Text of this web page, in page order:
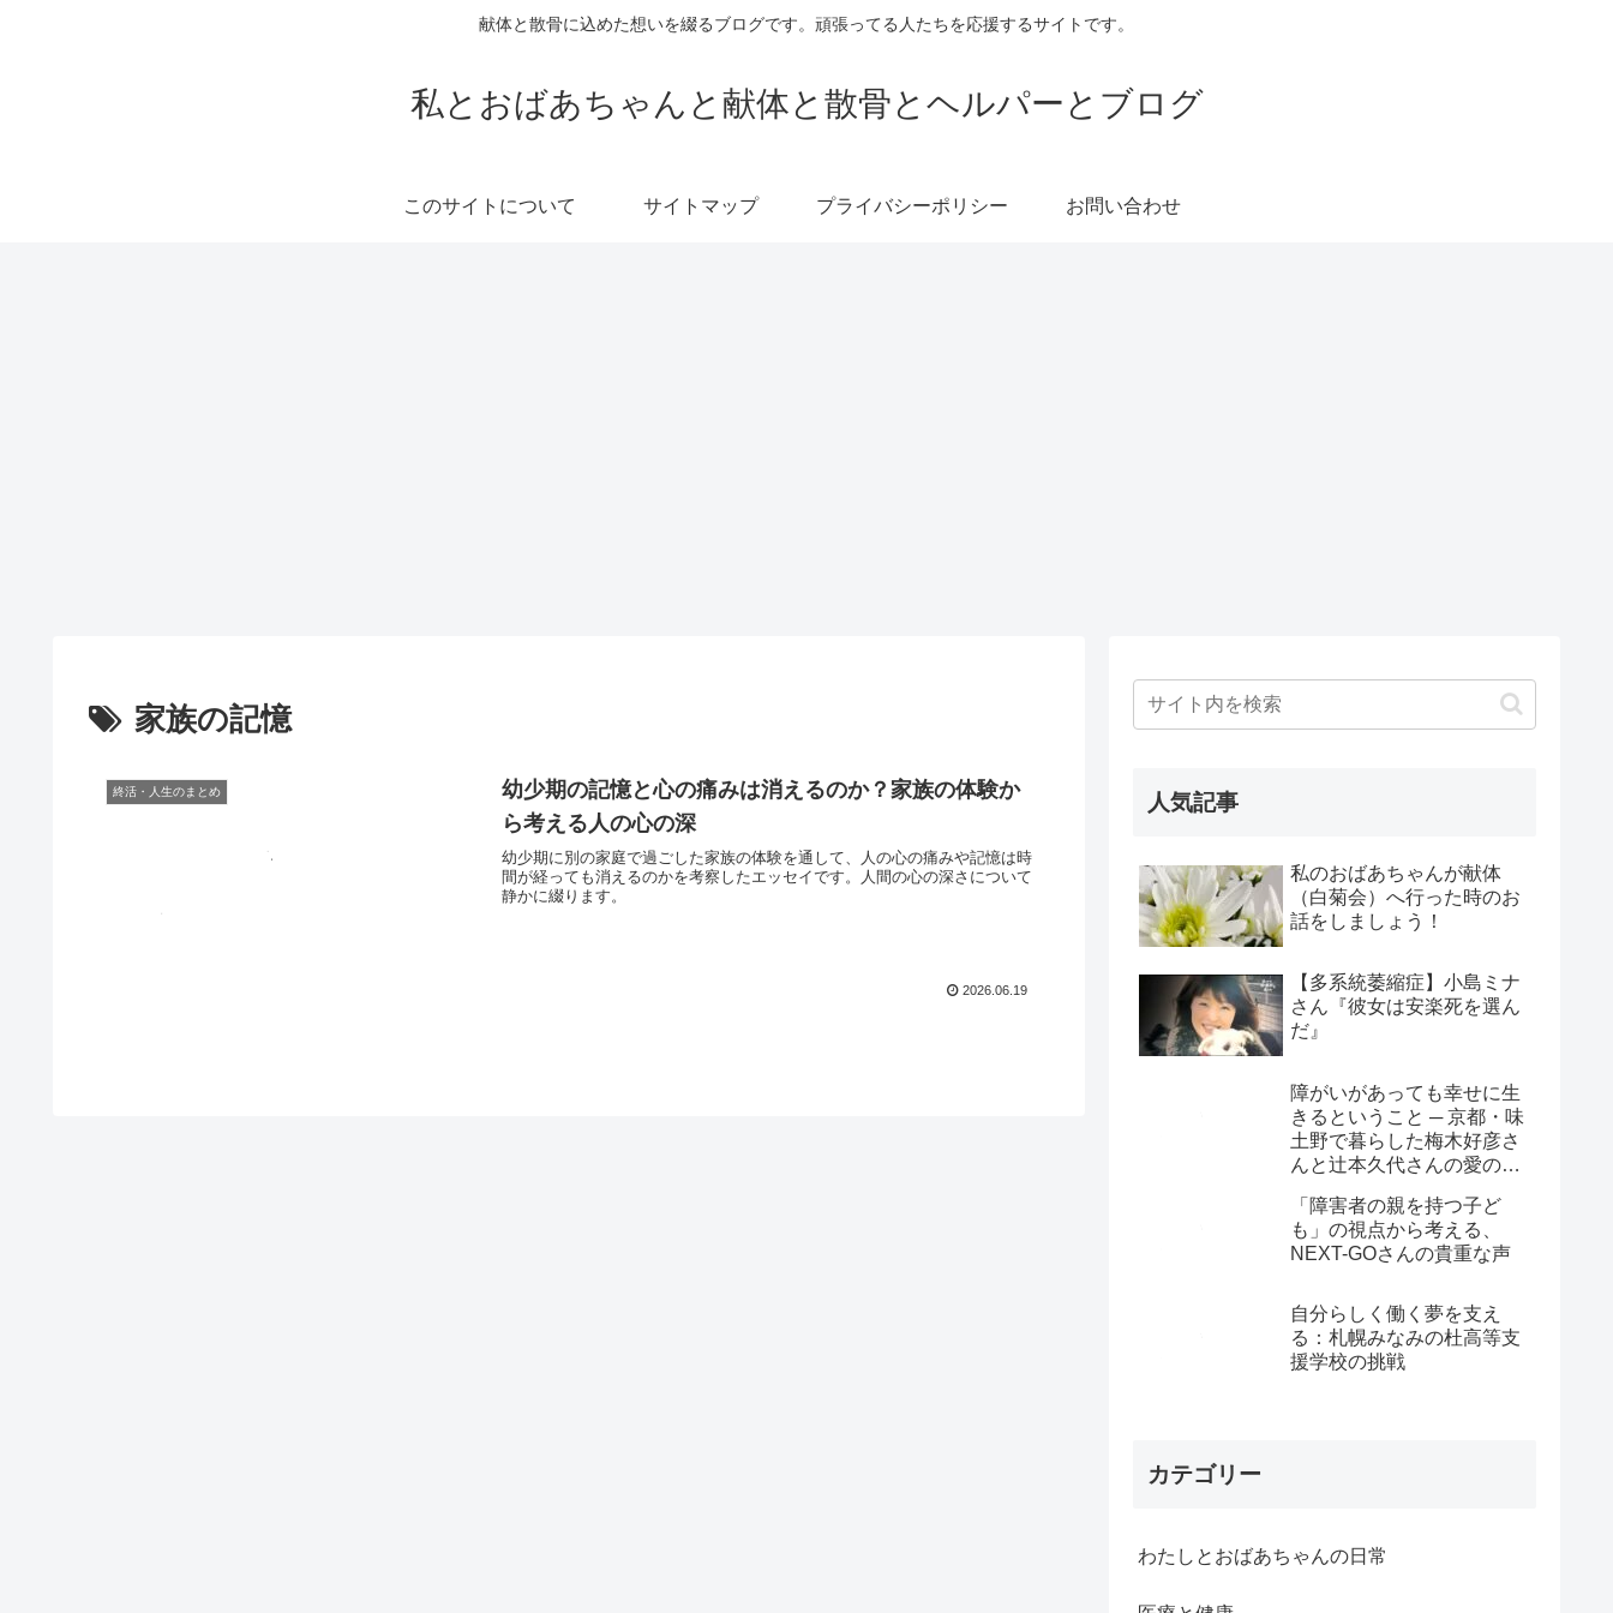
献体と散骨に込めた想いを綴るブログです。頑張ってる人たちを応援するサイトです。
私とおばあちゃんと献体と散骨とヘルパーとブログ
このサイトについて サイトマップ プライバシーポリシー お問い合わせ
家族の記憶
終活・人生のまとめ
幼少期の記憶と心の痛みは消えるのか？家族の体験か
ら考える人の心の深
幼少期に別の家庭で過ごした家族の体験を通して、人の心の痛みや記憶は時
間が経っても消えるのかを考察したエッセイです。人間の心の深さについて
静かに綴ります。
2026.06.19
人気記事
私のおばあちゃんが献体
（白菊会）へ行った時のお
話をしましょう！
【多系統萎縮症】小島ミナ
さん『彼女は安楽死を選ん
だ』
障がいがあっても幸せに生
きるということ ─ 京都・味
土野で暮らした梅木好彦さ
んと辻本久代さんの愛の物
「障害者の親を持つ子ど
も」の視点から考える、
NEXT-GOさんの貴重な声
自分らしく働く夢を支え
る：札幌みなみの杜高等支
援学校の挑戦
カテゴリー
わたしとおばあちゃんの日常